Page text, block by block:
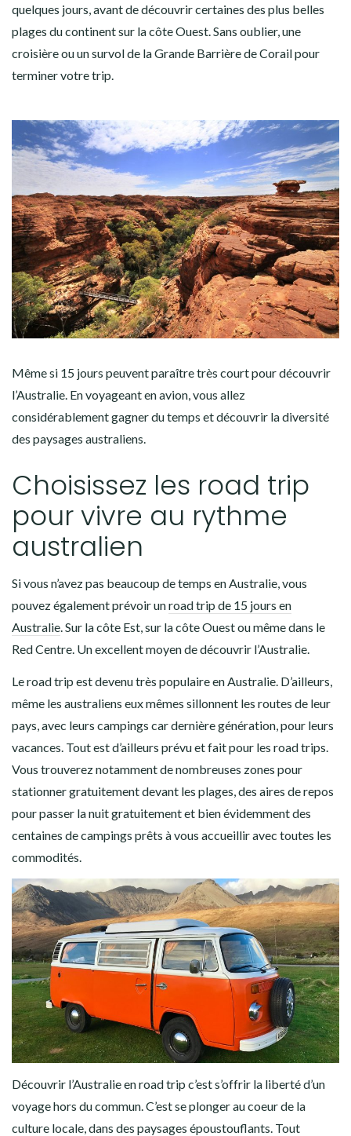
quelques jours, avant de découvrir certaines des plus belles
plages du continent sur la côte Ouest. Sans oublier, une
croisière ou un survol de la Grande Barrière de Corail pour
terminer votre trip.
Même si 15 jours peuvent paraître très court pour découvrir
l’Australie. En voyageant en avion, vous allez
considérablement gagner du temps et découvrir la diversité
des paysages australiens.
Choisissez les road trip
pour vivre au rythme
australien
Si vous n’avez pas beaucoup de temps en Australie, vous
pouvez également prévoir unroad trip de 15 jours en
Australie. Sur la côte Est, sur la côte Ouest ou même dans le
Red Centre. Un excellent moyen de découvrir l’Australie.
Le road trip est devenu très populaire en Australie. D’ailleurs,
même les australiens eux mêmes sillonnent les routes de leur
pays, avec leurs campings car dernière génération, pour leurs
vacances. Tout est d’ailleurs prévu et fait pour les road trips.
Vous trouverez notamment de nombreuses zones pour
stationner gratuitement devant les plages, des aires de repos
pour passer la nuit gratuitement et bien évidemment des
centaines de campings prêts à vous accueillir avec toutes les
commodités.
Découvrir l’Australie en road trip c’est s’offrir la liberté d’un
voyage hors du commun. C’est se plonger au coeur de la
culture locale, dans des paysages époustouflants. Tout